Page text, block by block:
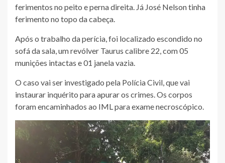
ferimentos no peito e perna direita. Já José Nelson tinha
ferimento no topo da cabeça.
Após o trabalho da perícia, foi localizado escondido no
sofá da sala, um revólver Taurus calibre 22, com 05
munições intactas e 01 janela vazia.
O caso vai ser investigado pela Polícia Civil, que vai
instaurar inquérito para apurar os crimes. Os corpos
foram encaminhados ao IML para exame necroscópico.